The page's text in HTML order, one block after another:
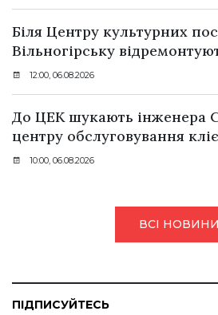
Біля Центру культурних
Вільногірську
12:00, 06.08.2026
До ЦЕК шукають інженера
центру обслуговування
10:00, 06.08.2026
ВСІ НОВИНИ
ПІДПИСУЙТЕСЬ